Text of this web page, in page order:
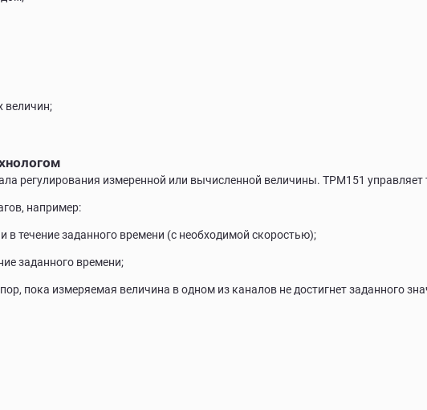
величин;
регулирования измеренной или вычисленной величины. ТРМ151 управляет
например:
в течение заданного времени (с необходимой скоростью);
заданного времени;
пока измеряемая величина в одном из каналов не достигнет заданного